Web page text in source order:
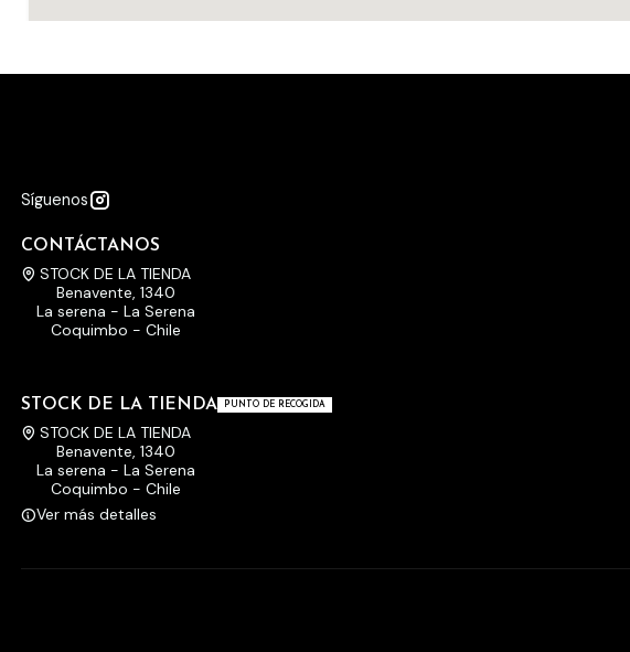
Síguenos
CONTÁCTANOS
STOCK DE LA TIENDA
Benavente, 1340
La serena - La Serena
Coquimbo - Chile
STOCK DE LA TIENDA PUNTO DE RECOGIDA
STOCK DE LA TIENDA
Benavente, 1340
La serena - La Serena
Coquimbo - Chile
Ver más detalles